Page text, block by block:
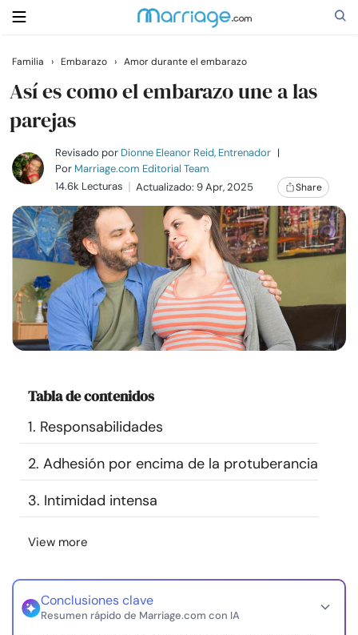
Buscar
Casarse
Relaciones
Familia
Ayuda
Cursos
Comunidad
Encuentra un terapeuta
Idioma
Sobre nosotros Contáctanos Escríbenos
Publicidad con
nosotros
© Copyright 2026. Todos los derechos reservados.
Familia › Embarazo › Amor durante el embarazo
Así es como el embarazo une a las
parejas
Revisado por Dionne Eleanor Reid, Entrenador |
Por Marriage.com Editorial Team
14.6k Lecturas
Actualizado: 9 Apr, 2025 Share
Tabla de contenidos
1. Responsabilidades
2. Adhesión por encima de la protuberancia
3. Intimidad intensa
View more
Conclusiones clave
Resumen rápido de Marriage.com con IA